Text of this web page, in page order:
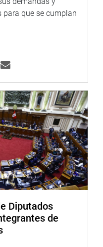
que se cumplan
Diputados
de